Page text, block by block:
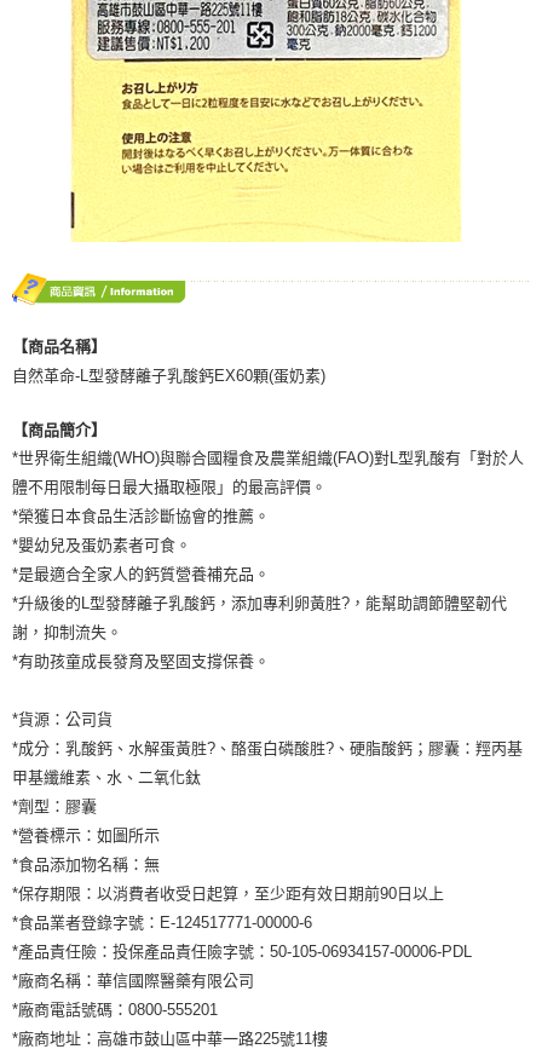
【商品名稱】
自然革命-L型發酵離子乳酸鈣EX60顆(蛋奶素)
【商品簡介】
*世界衛生組織(WHO)與聯合國糧食及農業組織(FAO)對L型乳酸有「對於人
體不用限制每日最大攝取極限」的最高評價。
*榮獲日本食品生活診斷協會的推薦。
*嬰幼兒及蛋奶素者可食。
*是最適合全家人的鈣質營養補充品。
*升級後的L型發酵離子乳酸鈣，添加專利卵黃胜?，能幫助調節體堅韌代
謝，抑制流失。
*有助孩童成長發育及堅固支撐保養。
*貨源：公司貨
*成分：乳酸鈣、水解蛋黃胜?、酪蛋白磷酸胜?、硬脂酸鈣；膠囊：羥丙基
甲基纖維素、水、二氧化鈦
*劑型：膠囊
*營養標示：如圖所示
*食品添加物名稱：無
*保存期限：以消費者收受日起算，至少距有效日期前90日以上
*食品業者登錄字號：E-124517771-00000-6
*產品責任險：投保產品責任險字號：50-105-06934157-00006-PDL
*廠商名稱：華信國際醫藥有限公司
*廠商電話號碼：0800-555201
*廠商地址：高雄市鼓山區中華一路225號11樓